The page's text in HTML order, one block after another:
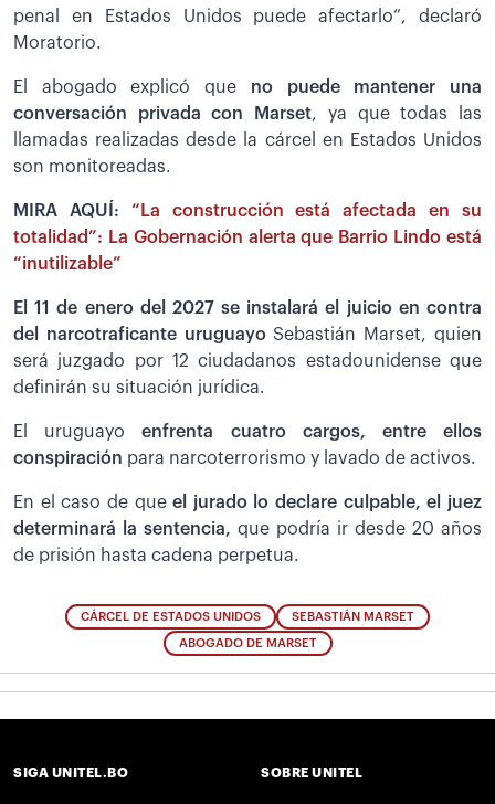
penal en Estados Unidos puede afectarlo”, declaró
Moratorio.
El abogado explicó que no puede mantener una
conversación privada con Marset, ya que todas las
llamadas realizadas desde la cárcel en Estados Unidos
son monitoreadas.
MIRA AQUÍ: “La construcción está afectada en su
totalidad”: La Gobernación alerta que Barrio Lindo está
“inutilizable”
El 11 de enero del 2027 se instalará el juicio en contra
del narcotraficante uruguayoSebastián Marset, quien
será juzgado por 12 ciudadanos estadounidense que
definirán su situación jurídica.
El uruguayoenfrenta cuatro cargos, entre ellos
conspiración para narcoterrorismo y lavado de activos.
En el caso de queel jurado lo declare culpable, el juez
determinará la sentencia, que podría ir desde 20 años
de prisión hasta cadena perpetua.
CÁRCEL DE ESTADOS UNIDOS SEBASTIÁN MARSET
ABOGADO DE MARSET
SIGA UNITEL.BO SOBRE UNITEL